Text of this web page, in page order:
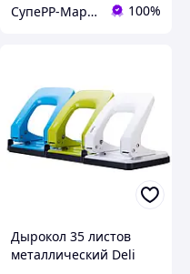
СупеРР-Маркет Корисних Товарів 100%
Дырокол 35 листов
металлический Deli